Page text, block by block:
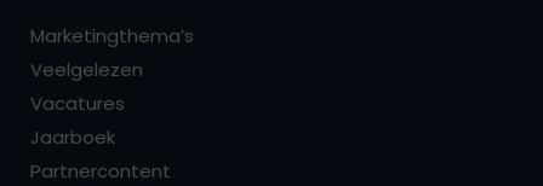
Marketingthema’s
Veelgelezen
Vacatures
Jaarboek
Partnercontent